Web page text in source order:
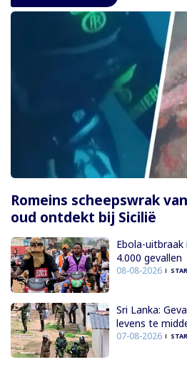
Romeins scheepswrak
oud ontdekt bij Sicilië
Ebola-
4.000 gevallen
08-08-2026
Sri Lanka:
levens te
07-08-2026